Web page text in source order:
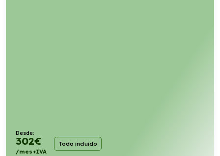
Desde:
302€
/mes+IVA
Todo incluido